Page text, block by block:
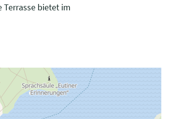
Terrasse bietet im